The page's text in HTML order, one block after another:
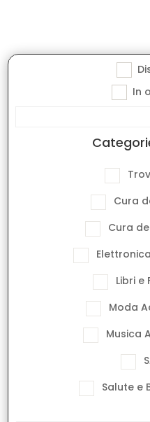
In
Cura
Cura
Libri e
Moda
Musica
Salute e